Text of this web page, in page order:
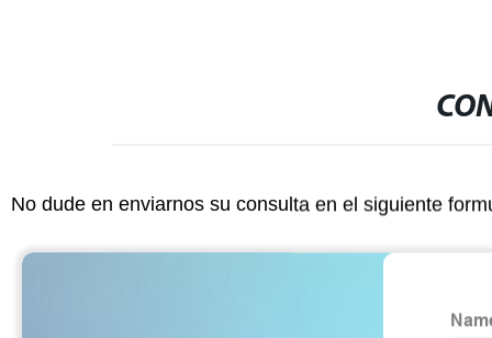
No dude en enviarnos su consulta en el siguiente